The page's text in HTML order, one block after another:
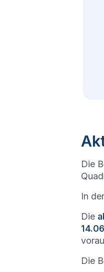
Die
In
Die
Die